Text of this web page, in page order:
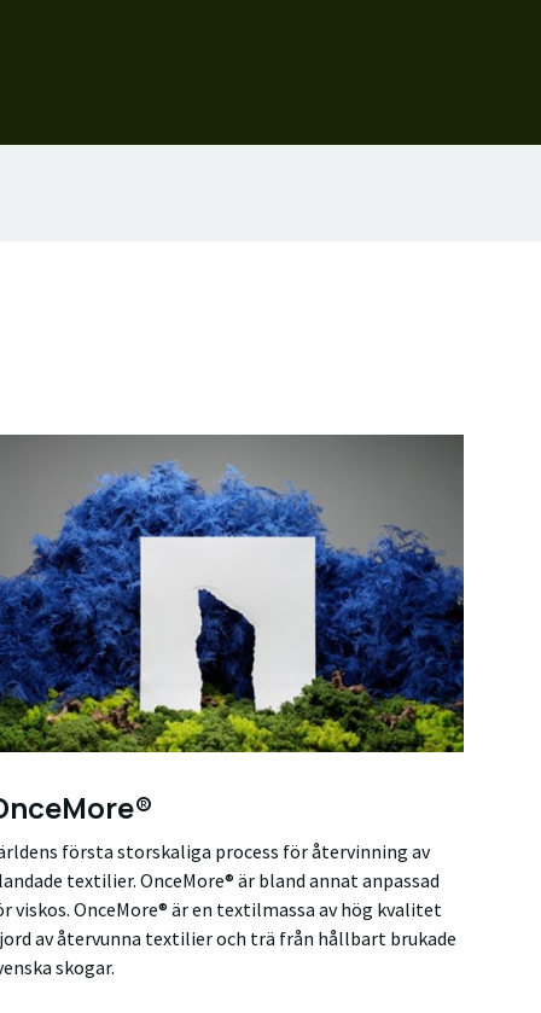
första storskaliga process för återvinning av
textilier. OnceMore® är bland annat anpassad
viskos. OnceMore® är en textilmassa av hög kvalitet
av återvunna textilier och trä från hållbart brukade
skogar.